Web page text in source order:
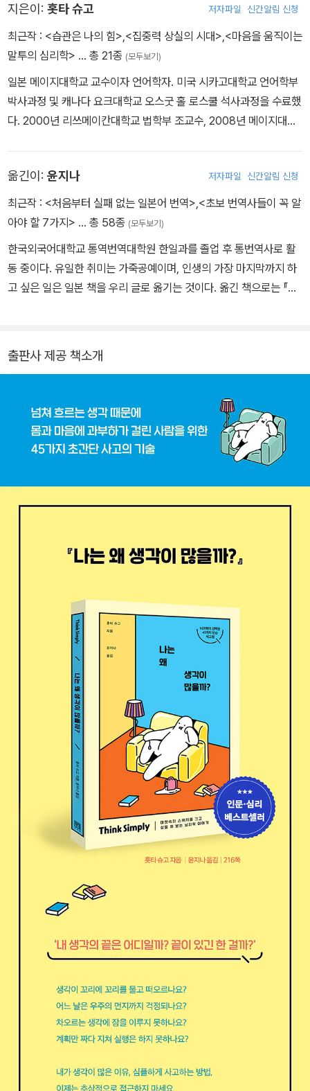
지은이: 홋타 슈고 저자파일 신간알림 신청
최근작 : <습관은 나의 힘> <집중력 상실의 시대> <마음을 움직이는
말투의 심리학> … 총 21종 (모두보기)
일본 메이지대학교 교수이자 언어학자. 미국 시카고대학교 언어학부
박사과정 및 캐나다 요크대학교 오스굿 홀 로스쿨 석사과정을 수료했
다. 2000년 리쓰메이칸대학교 법학부 조교수, 2008년 메이지대학
해 사회언어학, 심리언어학, 뇌과학 등 다양한 학술 분야의 지식을 융
합한 다각적 연구를 전개하고 있다. 각종 강연과 매체 연재를 통해 ‘과
학적으로 올바른 정보를 알기 쉽게’ 전하고 있는 그의 강의는 메이지
높다. 그 밖에 NHK, 후지테레비, 닛테레 등 다수의 TV·라디오 프로
그램에 고정 패널로 출연하거나 기업 고문, 연예 기획사 자문을 지내
는 등 다방면에서 활발하게 활동하고 있다. 이 책에서 그는 우리가 새
하버드· 스탠퍼드·옥스퍼드 등 세계 유수 기관의 연구를 근거로 자연
스럽게 습관화가 가능한 과학적인 방법을 소개한다. 국내 출간된 주
학》, 《오늘도 딴생각에 빠진 당신에게》, 《효과 빠른 번아웃 처방전》,
《따돌림으로부터 내 아이를 지키는 방법》, 《나는 왜 생각이 많을
까?》, 《뇌가 좋아하는 공부 사전》 외 다수가 있다.
옮긴이: 윤지나 저자파일 신간알림 신청
최근작 : <처음부터 실패 없는 일본어 번역> <초보 번역사들이 꼭 알
아야 할 7가지> … 총 58종 (모두보기)
한국외국어대학교 통역번역대학원 한일과를 졸업 후 통번역사로 활
동 중이다. 유일한 취미는 가죽공예이며, 인생의 가장 마지막까지 하
고 싶은 일은 일본 책을 우리 글로 옮기는 것이다. 옮긴 책으로는 『탄
번역사들이 꼭 알아야 할 7가지』 『처음부터 실패 없는 일본어 번역』
출판사 제공 책소개